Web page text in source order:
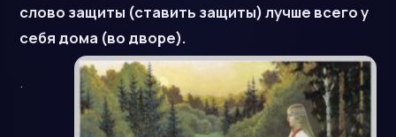
слово защиты (ставить защиты) лучше всего у
себя дома (во дворе).
.